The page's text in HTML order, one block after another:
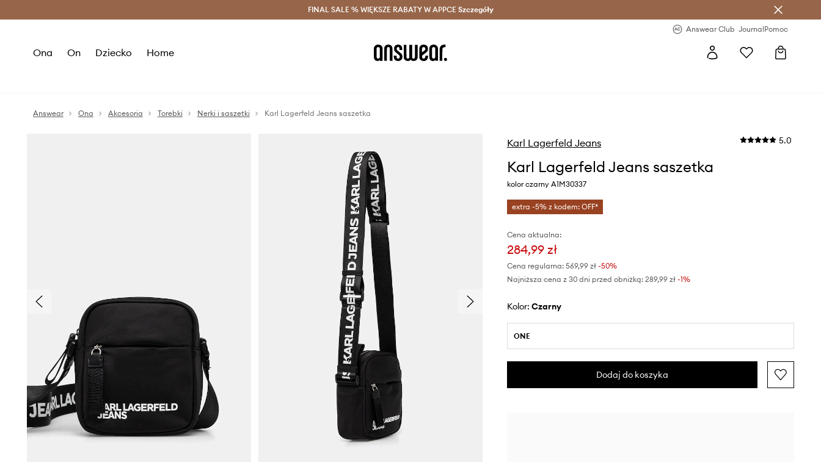
Oszczędzaj z Answear Club > Dostawa nawet w 24h >
FINAL SALE % WIĘKSZE RABATY W APPCE Szczegóły
Answear Club JournalPomoc
Ona On Dziecko Home
Answear Ona Akcesoria Torebki Nerki i saszetki Karl Lagerfeld Jeans saszetka
Karl Lagerfeld Jeans 5.0
Karl Lagerfeld Jeans saszetka
kolor czarny A1M30337
extra -5% z kodem: OFF*
Cena aktualna:
284,99 zł
Cena regularna: 569,99 zł-50%
Najniższa cena z 30 dni przed obniżką: 289,99 zł -1%
Kolor: czarny
ONE
Dodaj do koszyka